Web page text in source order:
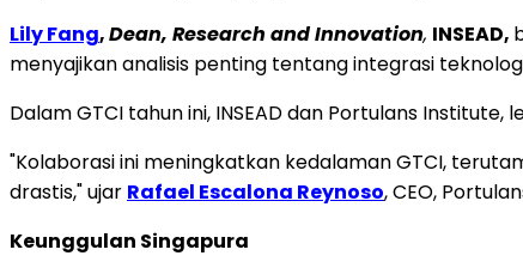
Lily Fang,Dean, Research and Innovation, INSEAD,
menyajikan analisis penting tentang integrasi
Dalam GTCI tahun ini, INSEAD dan Portulans
"Kolaborasi ini meningkatkan kedalaman GTCI,
drastis," ujar Rafael Escalona Reynoso, CEO,
Keunggulan Singapura